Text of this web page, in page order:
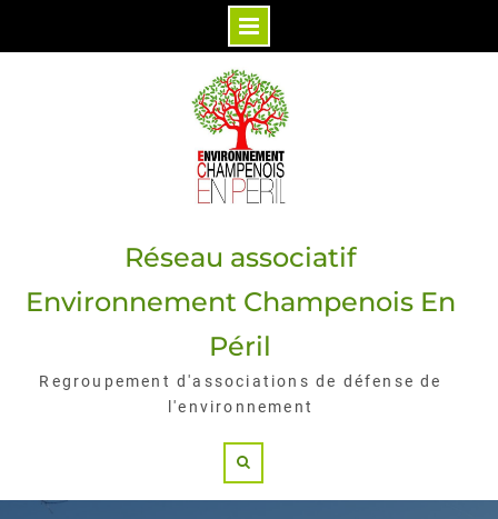
Réseau associatif
Environnement Champenois En
Péril
Regroupement d'associations de défense de
l'environnement